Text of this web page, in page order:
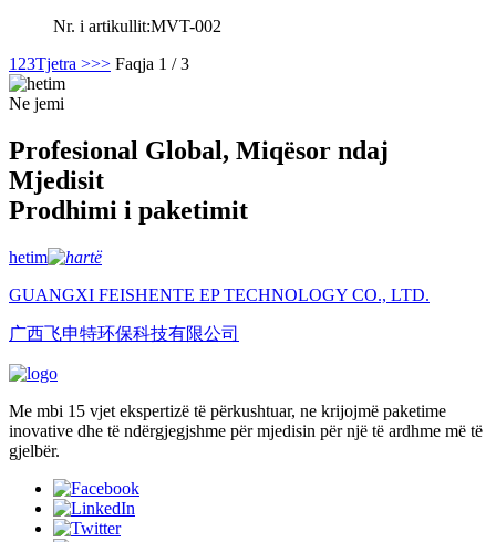
Nr. i artikullit:MVT-002
1 23Tjetra >>> Faqja 1 / 3
Ne jemi
Profesional Global, Miqësor ndaj
Mjedisit
Prodhimi i paketimit
hetim
GUANGXI FEISHENTE EP TECHNOLOGY CO., LTD.
广西飞申特环保科技有限公司
Me mbi 15 vjet ekspertizë të përkushtuar, ne krijojmë paketime
inovative dhe të ndërgjegjshme për mjedisin për një të ardhme më të
gjelbër.